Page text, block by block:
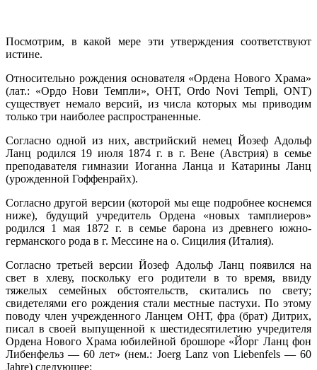
Посмотрим, в какой мере эти утверждения соответствуют
истине.
Относительно рождения основателя «Ордена Нового Храма»
(лат.: «Ордо Нови Темпли», ОНТ, Оrdo Novi Templi, ONT)
существует немало версий, из числа которых мы приводим
только три наиболее распространенные.
Согласно одной из них, австрийский немец Йозеф Адольф
Ланц родился 19 июля 1874 г. в г. Вене (Австрия) в семье
преподавателя гимназии Иоганна Ланца и Катарины Ланц
(урожденной Гоффенрайх).
Согласно другой версии (которой мы еще подробнее коснемся
ниже), будущий учредитель Ордена «новых тамплиеров»
родился 1 мая 1872 г. в семье барона из древнего южно-
германского рода в г. Мессине на о. Сицилия (Италия).
Согласно третьей версии Йозеф Адольф Ланц появился на
свет в хлеву, поскольку его родители в то время, ввиду
тяжелых семейных обстоятельств, скитались по свету;
свидетелями его рождения стали местные пастухи. По этому
поводу член учрежденного Ланцем ОНТ, фра (брат) Дитрих,
писал в своей выпущенной к шестидесятилетию учредителя
Ордена Нового Храма юбилейной брошюре «Йорг Ланц фон
Либенфельз — 60 лет» (нем.: Joеrg Lanz von Liebenfels — 60
Jahre) следующее: